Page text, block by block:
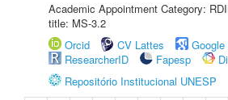
Academic Appointment Category:
title: MS-3.2
Orcid
CV Lattes
ResearcherID
Fapesp
Repositório Institucional UNESP